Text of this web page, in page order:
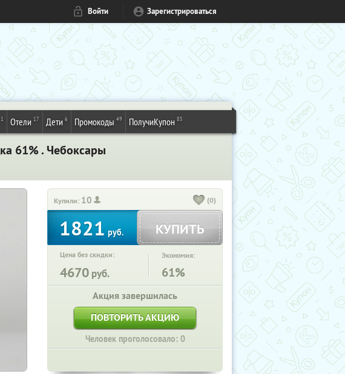
Войти Зарегистрироваться
1 Отели 17 Дети 6 Промокоды 49 ПолучиКупон 85
61% . Чебоксары
Купили: 10 (0)
1821руб. КУПИТЬ
Цена без скидки:
4670 руб.
Экономия:
61%
Акция завершилась
ПОВТОРИТЬ АКЦИЮ
Человек проголосовало: 0